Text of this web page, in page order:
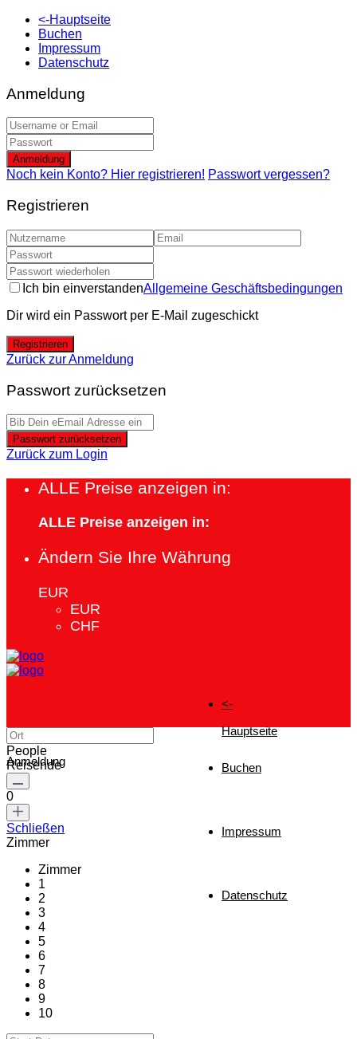
<-Hauptseite
Buchen
Impressum
Datenschutz
Anmeldung
Anmeldung
Noch kein Konto? Hier registrieren! Passwort vergessen?
Registrieren
Ich bin einverstandenAllgemeine Geschäftsbedingungen
Dir wird ein Passwort per E-Mail zugeschickt
Registrieren
Zurück zur Anmeldung
Passwort zurücksetzen
Passwort zurücksetzen
Zurück zum Login
ALLE Preise anzeigen in:
ALLE Preise anzeigen in:
Ändern Sie Ihre Währung
EUR
EUR
CHF
<-
Hauptseite
Buchen
Impressum
Datenschutz
Anmeldung
People
Reisende
0
Schließen
Zimmer
Zimmer
1
2
3
4
5
6
7
8
9
10